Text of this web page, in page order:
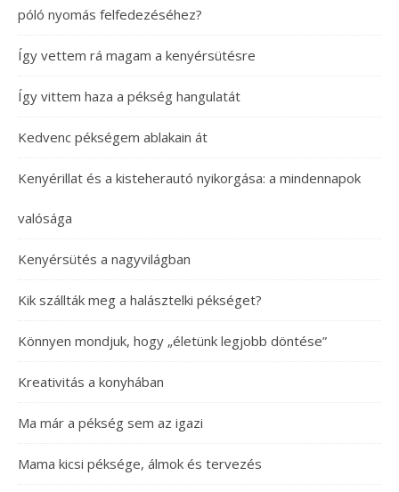
póló nyomás felfedezéséhez?
Így vettem rá magam a kenyérsütésre
Így vittem haza a pékség hangulatát
Kedvenc pékségem ablakain át
Kenyérillat és a kisteherautó nyikorgása: a mindennapok
valósága
Kenyérsütés a nagyvilágban
Kik szállták meg a halásztelki pékséget?
Könnyen mondjuk, hogy „életünk legjobb döntése”
Kreativitás a konyhában
Ma már a pékség sem az igazi
Mama kicsi péksége, álmok és tervezés